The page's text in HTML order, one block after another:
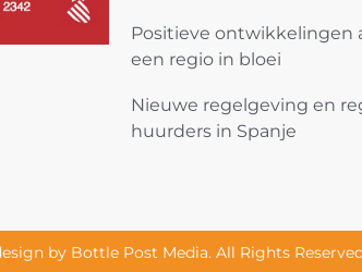
Positieve ontwikkelingen
een regio in bloei
Nieuwe regelgeving en
huurders in Spanje
by Bottle Post Media. All Rights